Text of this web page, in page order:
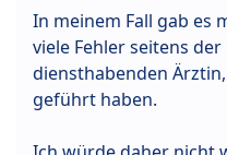
In meinem Fall gab es
viele Fehler seitens
diensthabenden
geführt haben.